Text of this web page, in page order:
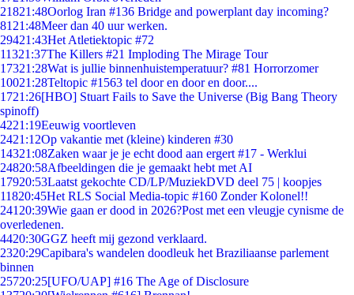
21821:48Oorlog Iran #136 Bridge and powerplant day incoming?
81 21:48Meer dan 40 uur werken.
29421:43Het Atletiektopic #72
11321:37The Killers #21 Imploding The Mirage Tour
17321:28Wat is jullie binnenhuistemperatuur? #81 Horrorzomer
10021:28Teltopic #1563 tel door en door en door....
1721:26[HBO] Stuart Fails to Save the Universe (Big Bang Theory
spinoff)
4221:19Eeuwig voortleven
2421:12Op vakantie met (kleine) kinderen #30
14321:08Zaken waar je je echt dood aan ergert #17 - Werklui
24820:58Afbeeldingen die je gemaakt hebt met AI
17920:53Laatst gekochte CD/LP/MuziekDVD deel 75 | koopjes
11820:45Het RLS Social Media-topic #160 Zonder Kolonel!!
241 20:39Wie gaan er dood in 2026?Post met een vleugje cynisme de
overledenen.
4420:30GGZ heeft mij gezond verklaard.
2320:29Capibara's wandelen doodleuk het Braziliaanse parlement
binnen
25720:25[UFO/UAP] #16 The Age of Disclosure